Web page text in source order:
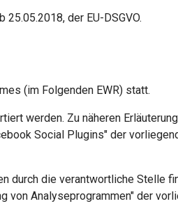
der EU-DSGVO.
(im Folgenden EWR) statt.
werden. Zu näheren
Social Plugins" der
durch die verantwortliche Stelle
von Analyseprogrammen" der